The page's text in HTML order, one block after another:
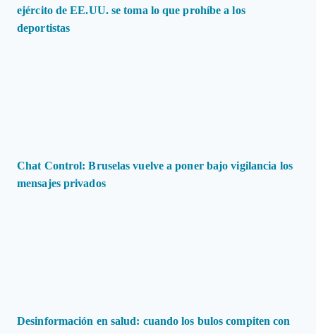
ejército de EE.UU. se toma lo que prohíbe a los
deportistas
Chat Control: Bruselas vuelve a poner bajo vigilancia los
mensajes privados
Desinformación en salud: cuando los bulos compiten con